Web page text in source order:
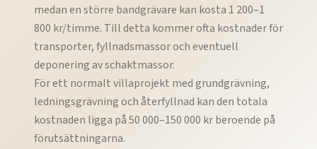
medan en större bandgrävare kan kosta 1 200–1
800 kr/timme. Till detta kommer ofta kostnader för
transporter, fyllnadsmassor och eventuell
deponering av schaktmassor.
För ett normalt villaprojekt med grundgrävning,
ledningsgrävning och återfyllnad kan den totala
kostnaden ligga på 50 000–150 000 kr beroende på
förutsättningarna.